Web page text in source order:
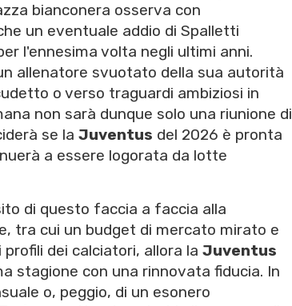
bianconera osserva con
un eventuale addio di Spalletti
l'ennesima volta negli ultimi anni.
allenatore svuotato della sua autorità
o verso traguardi ambiziosi in
non sarà dunque solo una riunione di
se la Juventus del 2026 è pronta
a essere logorata da lotte
di questo faccia a faccia alla
tra cui un budget di mercato mirato e
dei calciatori, allora la Juventus
stagione con una rinnovata fiducia. In
o, peggio, di un esonero